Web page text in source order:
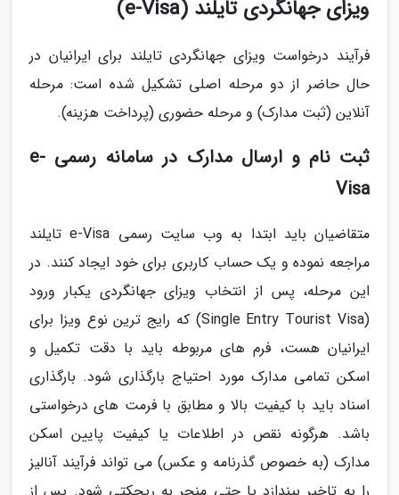
ویزای جهانگردی تایلند (e-Visa)
فرآیند درخواست ویزای جهانگردی تایلند برای ایرانیان در
حال حاضر از دو مرحله اصلی تشکیل شده است: مرحله
آنلاین (ثبت مدارک) و مرحله حضوری (پرداخت هزینه).
ثبت نام و ارسال مدارک در سامانه رسمی e-
Visa
متقاضیان باید ابتدا به وب سایت رسمی e-Visa تایلند
مراجعه نموده و یک حساب کاربری برای خود ایجاد کنند. در
این مرحله، پس از انتخاب ویزای جهانگردی یکبار ورود
(Single Entry Tourist Visa) که رایج ترین نوع ویزا برای
ایرانیان هست، فرم های مربوطه باید با دقت تکمیل و
اسکن تمامی مدارک مورد احتیاج بارگذاری شود. بارگذاری
اسناد باید با کیفیت بالا و مطابق با فرمت های درخواستی
باشد. هرگونه نقص در اطلاعات یا کیفیت پایین اسکن
مدارک (به خصوص گذرنامه و عکس) می تواند فرآیند آنالیز